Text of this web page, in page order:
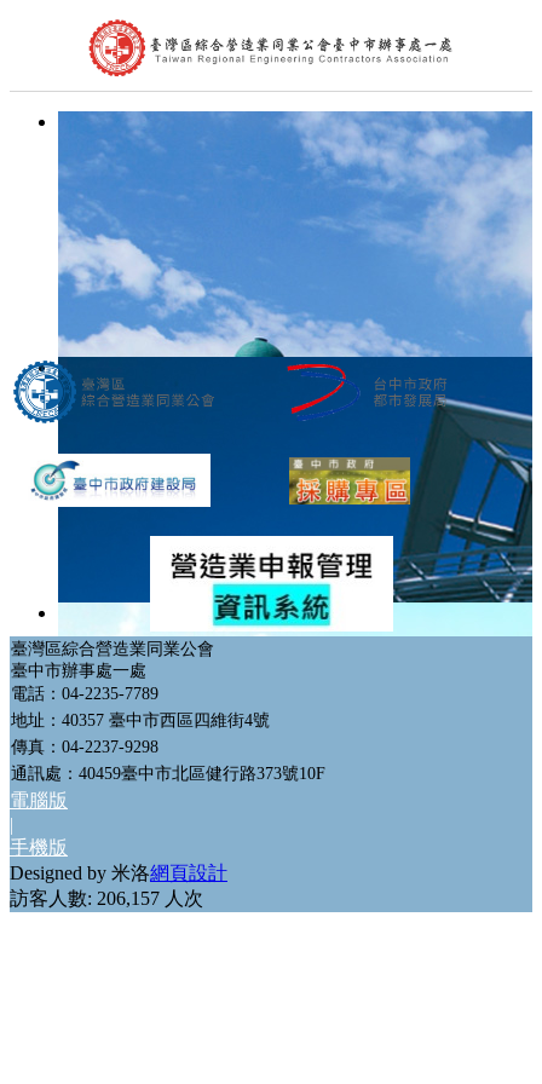
首頁
公會簡介
組織架構
理事長的話
處長的話
會員代表
會員查詢
最新消息
台中市政府公告
中央政府公告
其他公告
公會花絮
聯絡我們
政府機構連結
GO
臺灣區綜合營造業同業公會
臺中市辦事處一處
電話：04-2235-7789
地址：40357 臺中市西區四維街4號
傳真：04-2237-9298
通訊處：40459臺中市北區健行路373號10F
電腦版
|
手機版
Designed by 米洛網頁設計
訪客人數: 206,157 人次